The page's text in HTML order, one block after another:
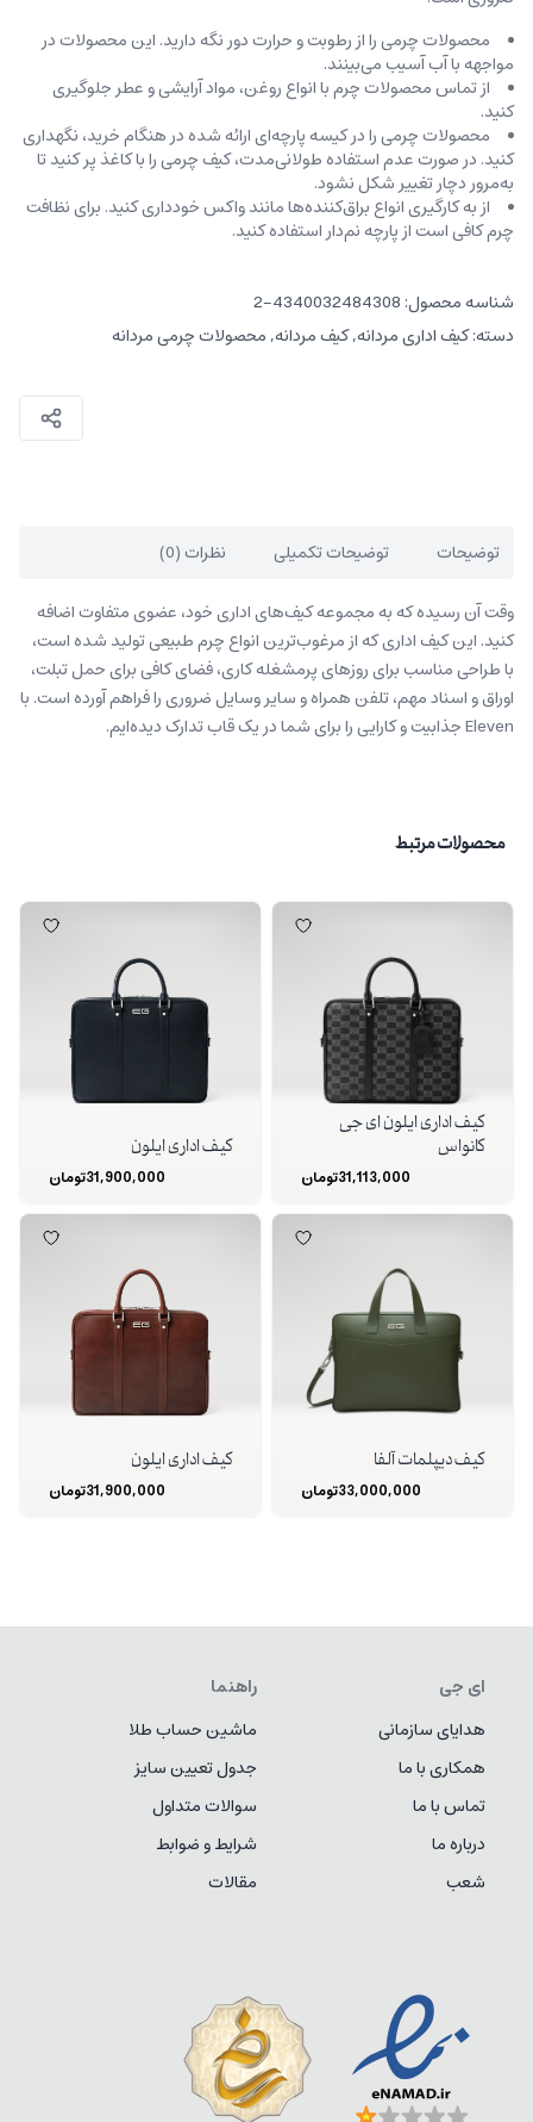
محصولات چرمی را از رطوبت و حرارت دور نگه دارید. این محصولات در
مواجهه با آب آسیب می‌بینند.
از تماس محصولات چرم با انواع روغن‌، مواد آرایشی و عطر جلوگیری
کنید.
محصولات چرمی را در کیسه‌ پارچه‌ای ارائه شده در هنگام خرید، ‌نگهداری
کنید. در صورت عدم استفاده طولانی‌مدت، کیف‌ چرمی را با کاغذ پر کنید تا
به‌مرور دچار تغییر شکل نشود.
از به کارگیری انواع براق‌کننده‌ها مانند واکس خودداری کنید. برای نظافت
چرم کافی است از پارچه‌ نم‌دار استفاده کنید.
شناسه محصول: 4340032484308-2
دسته:کیف اداری مردانه,کیف مردانه,محصولات چرمی مردانه
توضیحات توضیحات تکمیلی نظرات (0)
وقت آن رسیده که به مجموعه کیف‌های اداری خود، عضوی متفاوت اضافه
کنید. این کیف اداری که از مرغوب‌ترین انواع چرم طبیعی تولید شده است،
با طراحی مناسب برای روزهای پرمشغله کاری، فضای کافی برای حمل تبلت،
اوراق و اسناد مهم، تلفن همراه و سایر وسایل ضروری را فراهم آورده است. با
Eleven جذابیت و کارایی را برای شما در یک قاب تدارک دیده‌ایم.
محصولات مرتبط
کیف اداری ایلون ای جی
کانواس
31,113,000تومان
کیف اداری ایلون
31,900,000تومان
کیف دیپلمات آلفا
33,000,000تومان
کیف اداری ایلون
31,900,000تومان
ای جی
هدایای سازمانی
همکاری با ما
تماس با ما
درباره ما
شعب
راهنما
ماشین حساب طلا
جدول تعیین سایز
سوالات متداول
شرایط و ضوابط
مقالات